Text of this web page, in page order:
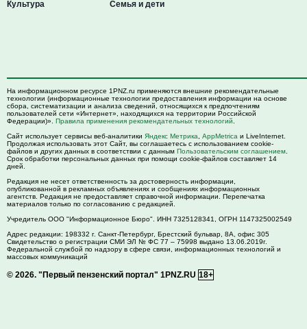
Культура Семья и дети
На информационном ресурсе 1PNZ.ru применяются внешние рекомендательные
технологии (информационные технологии предоставления информации на основе
сбора, систематизации и анализа сведений, относящихся к предпочтениям
пользователей сети «Интернет», находящихся на территории Российской
Федерации)». Правила применения рекомендательных технологий
Сайт использует сервисы веб-аналитики Яндекс Метрика AppMetrica и LiveInternet.
Продолжая использовать этот Сайт, вы соглашаетесь с использованием cookie-
файлов и других данных в соответствии с данным Пользовательским соглашением
Срок обработки персональных данных при помощи cookie-файлов составляет 14
дней.
Редакция не несет ответственность за достоверность информации,
опубликованной в рекламных объявлениях и сообщениях информационных
агентств. Редакция не предоставляет справочной информации. Перепечатка
материалов только по согласованию с редакцией.
Учредитель ООО "Информационное Бюро". ИНН 7325128341, ОГРН 1147325002549
Адрес редакции: 198332 г. Санкт-Петербург, Брестский бульвар, 8А, офис 305
Свидетельство о регистрации СМИ ЭЛ № ФС 77 – 75998 выдано 13.06.2019г.
Федеральной службой по надзору в сфере связи, информационных технологий и
массовых коммуникаций
© 2026. "Первый пензенский портал" 1PNZ.RU 18+